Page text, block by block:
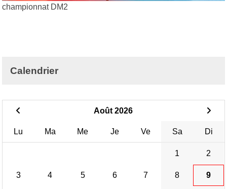
championnat DM2
Calendrier
Août 2026
Lu Ma Me Je Ve Sa Di
1 2
3 4 5 6 7 8 9